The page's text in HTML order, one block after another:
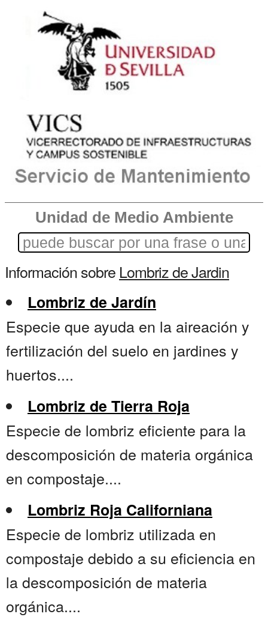
Unidad de Medio Ambiente
Información sobre Lombriz de Jardin
Lombriz de Jardín
Especie que ayuda en la aireación y
fertilización del suelo en jardines y
huertos....
Lombriz de Tierra Roja
Especie de lombriz eficiente para la
descomposición de materia orgánica
en compostaje....
Lombriz Roja Californiana
Especie de lombriz utilizada en
compostaje debido a su eficiencia en
la descomposición de materia
orgánica....